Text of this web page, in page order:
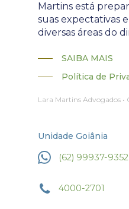
Martins está
suas expectativas
diversas áreas do
SAIBA MAIS
Política de
Lara Martins Advogados •
Unidade Goiânia
(62) 99937-9352
4000-2701